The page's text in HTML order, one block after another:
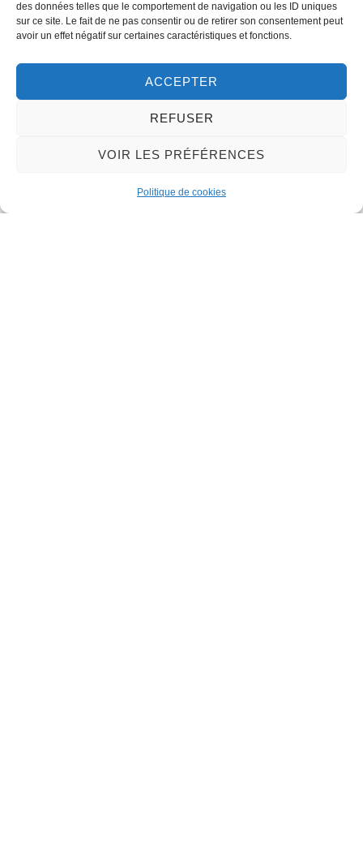
des données telles que le comportement de navigation ou les ID uniques
sur ce site. Le fait de ne pas consentir ou de retirer son consentement peut
avoir un effet négatif sur certaines caractéristiques et fonctions.
ACCEPTER
REFUSER
VOIR LES PRÉFÉRENCES
Politique de cookies
32 rue du Général-de-Gaulle
45130 – Meung-sur-Loire
Email :mairie@meung-sur-loire.com
+33 (0)2 38 46 94 94
Nous contacter